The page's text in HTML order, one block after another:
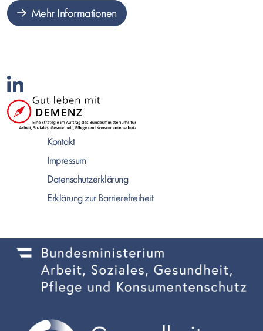
Mehr Informationen
Kontakt
Impressum
Datenschutzerklärung
Erklärung zur Barrierefreiheit